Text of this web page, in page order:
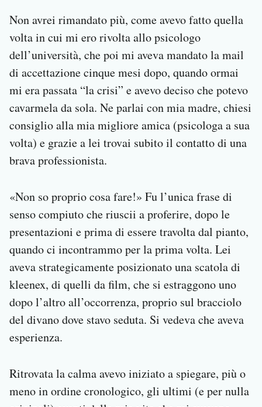
Non avrei rimandato più, come avevo fatto quella
volta in cui mi ero rivolta allo psicologo
dell’università, che poi mi aveva mandato la mail
di accettazione cinque mesi dopo, quando ormai
mi era passata “la crisi” e avevo deciso che potevo
cavarmela da sola. Ne parlai con mia madre, chiesi
consiglio alla mia migliore amica (psicologa a sua
volta) e grazie a lei trovai subito il contatto di una
brava professionista.
«Non so proprio cosa fare!» Fu l’unica frase di
senso compiuto che riuscii a proferire, dopo le
presentazioni e prima di essere travolta dal pianto,
quando ci incontrammo per la prima volta. Lei
aveva strategicamente posizionato una scatola di
kleenex, di quelli da film, che si estraggono uno
dopo l’altro all’occorrenza, proprio sul bracciolo
del divano dove stavo seduta. Si vedeva che aveva
esperienza.
Ritrovata la calma avevo iniziato a spiegare, più o
meno in ordine cronologico, gli ultimi (e per nulla